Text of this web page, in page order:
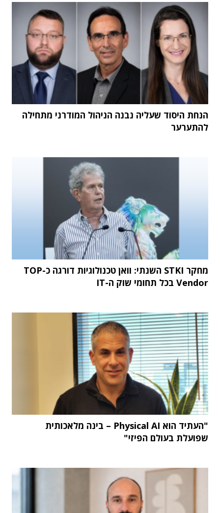
הנחת היסוד שעליה נבנה הניהול המודרני מתחילה
להתערער
מחקר STKI השנתי: וואן טכנולוגיות דורגה כ-TOP
Vendor בכל תחומי שוק ה-IT
"העתיד הוא Physical AI – בינה מלאכותית
שפועלת בעולם הפיזי"